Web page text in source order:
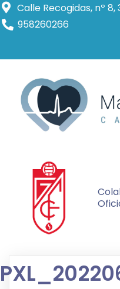
Calle Recogidas, nº 8,
958260266